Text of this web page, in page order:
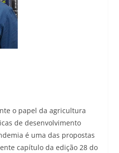
o papel da agricultura
de desenvolvimento
é uma das propostas
capítulo da edição 28 do